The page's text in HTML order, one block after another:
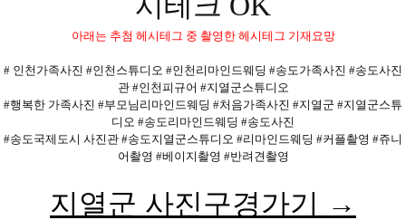
아래는 추첨 헤시테그 중 촬영한 헤시테그 기재요망
# 인천가족사진 #인천스튜디오 #인천리마인드웨딩 #송도가족사진 #송도사진
관 #인천피규어 #지열군스튜디오
#행복한 가족사진 #부모님리마인드웨딩 #처음가족사진 #지열군 #지열군스튜
디오 #송도리마인드웨딩 #송도사진
#송도국제도시 사진관 #송도지열군스튜디오 #리마인드웨딩 #커플촬영 #쥬니
어촬영 #베이지촬영 #반려견촬영
지열군 사진구경가기 →